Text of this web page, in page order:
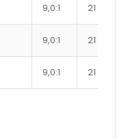
9,0:1 21
9,0:1 21
9,0:1 21